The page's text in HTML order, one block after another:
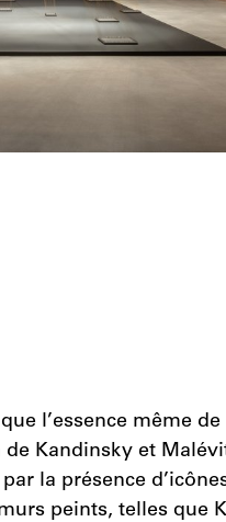
l’essence même
de Kandinsky et
la présence
peints, telles que